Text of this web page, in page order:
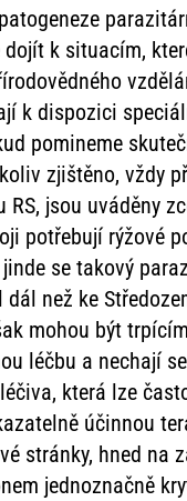
k situacím,
k dispozici
pomineme
zjištěno, vždy
jsou uváděny
potřebují rýžové
se takový
než ke
mohou být
léčbu a nechají
která lze
účinnou
stránky, hned
jednoznačně